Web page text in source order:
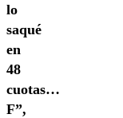
lo
saqué
en
48
cuotas…
F”,